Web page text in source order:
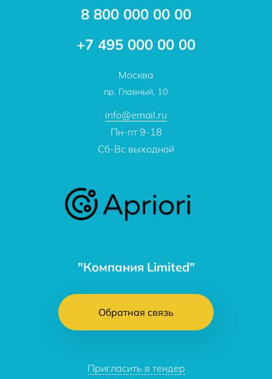
"Компания Limited"
Обратная связь
Пригласить в тендер
8 800 000 00 00
+7 495 000 00 00
Москва
пр. Главный, 10
info@email.ru
Пн-пт 9-18
Сб-Вс выходной